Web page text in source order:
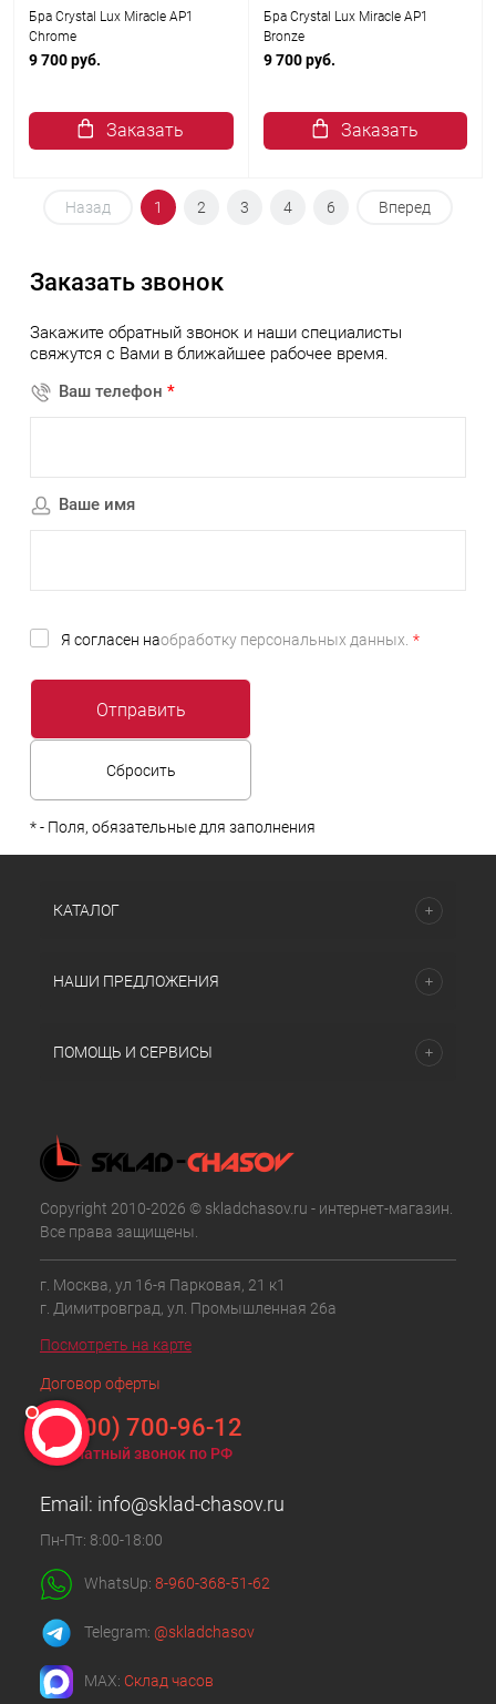
Бра Crystal Lux Miracle AP1
Chrome
9 700 руб.
Заказать
Бра Crystal Lux Miracle AP1
Bronze
9 700 руб.
Заказать
Назад 1 2 3 4 6 Вперед
Заказать звонок
Закажите обратный звонок и наши специалисты
свяжутся с Вами в ближайшее рабочее время.
Ваш телефон *
Ваше имя
Я согласен наобработку персональных данных. *
*- Поля, обязательные для заполнения
КАТАЛОГ
НАШИ ПРЕДЛОЖЕНИЯ
ПОМОЩЬ И СЕРВИСЫ
Copyright 2010-2026 © skladchasov.ru - интернет-магазин.
Все права защищены.
г. Москва, ул 16-я Парковая, 21 к1
г. Димитровград, ул. Промышленная 26а
Посмотреть на карте
Договор оферты
8 (800) 700-96-12
Бесплатный звонок по РФ
Email: info@sklad-chasov.ru
Пн-Пт: 8:00-18:00
WhatsUp: 8-960-368-51-62
Telegram: @skladchasov
MAX: Склад часов